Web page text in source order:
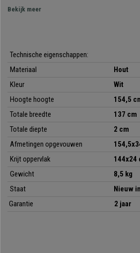
Dit scherm is gemaakt van
structuur is zeer robuust en stabiel. Dit
Design, kwaliteit en functionaliteit, met
personaliseren
dankzij de krijtborden
• Houten structuur
• Natuurlijke afwerking
•Krijtborden panelen
• Zeer stabiel en robuust
•Afmetingen: 155x137x2cm
Bekijk meer
Technische eigenschappen:
Materiaal
Hout
Kleur
Wit
Hoogte hoogte
154,5
Totale breedte
137 cm
Totale diepte
2 cm
Afmetingen opgevouwen
154,5
Krijt oppervlak
144x24
Gewicht
8,5 kg
Staat
Nieuw
Garantie
2 jaar